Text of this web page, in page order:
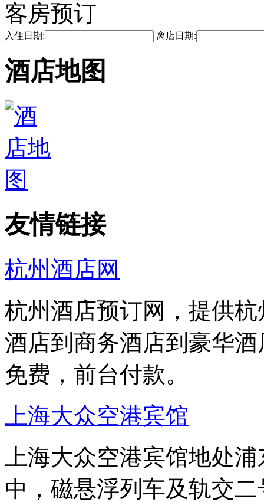
客房预订
入住日期: 离店日期:
酒店地图
友情链接
杭州酒店网
杭州酒店预订网，提供
酒店到商务酒店到豪华
免费，前台付款。
上海大众空港宾馆
上海大众空港宾馆地处
中，磁悬浮列车及轨交